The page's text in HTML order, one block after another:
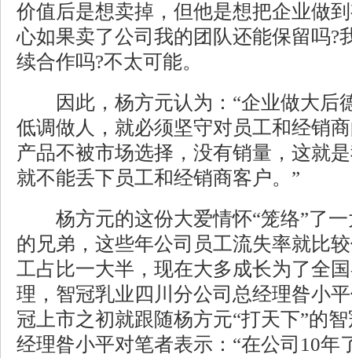
价值后是想卖掉，但他是想把企业做
心如果卖了公司我的团队还能保留吗?
续合作吗?不太可能。
因此，杨方元认为：“企业做大后
低调做人，就必须坚守对员工和经销
产品不被市场选择，没有销量，这就
就不能丢下员工和经销商客户。”
杨方元的这份大爱情怀“笼络”了一
的兄弟，这些年公司员工流失率就比
工占比一大半，现在大多成长为了全
理，智冠乳业四川分公司总经理昝小
冠上市之初就跟随杨方元“打天下”的
经理昝小平对笔者表示：“在公司10年